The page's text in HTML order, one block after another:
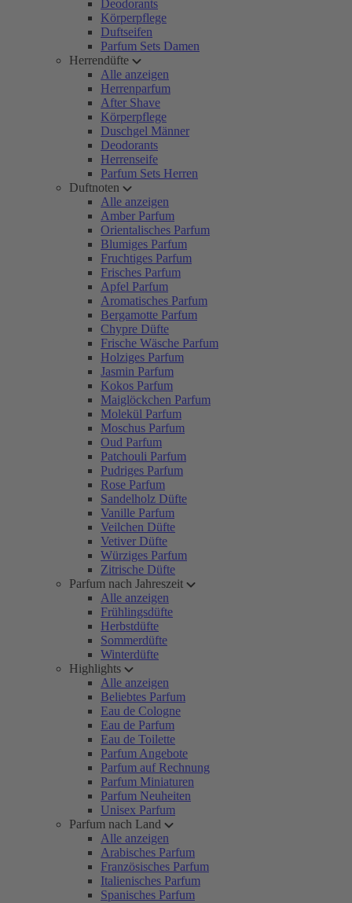
Deodorants
Körperpflege
Duftseifen
Parfum Sets Damen
Herrendüfte
Alle anzeigen
Herrenparfum
After Shave
Körperpflege
Duschgel Männer
Deodorants
Herrenseife
Parfum Sets Herren
Duftnoten
Alle anzeigen
Amber Parfum
Orientalisches Parfum
Blumiges Parfum
Fruchtiges Parfum
Frisches Parfum
Apfel Parfum
Aromatisches Parfum
Bergamotte Parfum
Chypre Düfte
Frische Wäsche Parfum
Holziges Parfum
Jasmin Parfum
Kokos Parfum
Maiglöckchen Parfum
Molekül Parfum
Moschus Parfum
Oud Parfum
Patchouli Parfum
Pudriges Parfum
Rose Parfum
Sandelholz Düfte
Vanille Parfum
Veilchen Düfte
Vetiver Düfte
Würziges Parfum
Zitrische Düfte
Parfum nach Jahreszeit
Alle anzeigen
Frühlingsdüfte
Herbstdüfte
Sommerdüfte
Winterdüfte
Highlights
Alle anzeigen
Beliebtes Parfum
Eau de Cologne
Eau de Parfum
Eau de Toilette
Parfum Angebote
Parfum auf Rechnung
Parfum Miniaturen
Parfum Neuheiten
Unisex Parfum
Parfum nach Land
Alle anzeigen
Arabisches Parfum
Französisches Parfum
Italienisches Parfum
Spanisches Parfum